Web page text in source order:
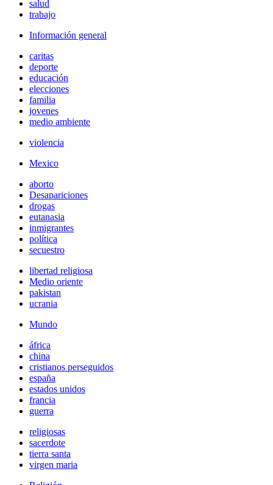
salud
trabajo
Información general
caritas
deporte
educación
elecciones
familia
jovenes
medio ambiente
violencia
Mexico
aborto
Desapariciones
drogas
eutanasia
inmigrantes
política
secuestro
libertad religiosa
Medio oriente
pakistan
ucrania
Mundo
áfrica
china
cristianos perseguidos
españa
estados unidos
francia
guerra
religiosas
sacerdote
tierra santa
virgen maria